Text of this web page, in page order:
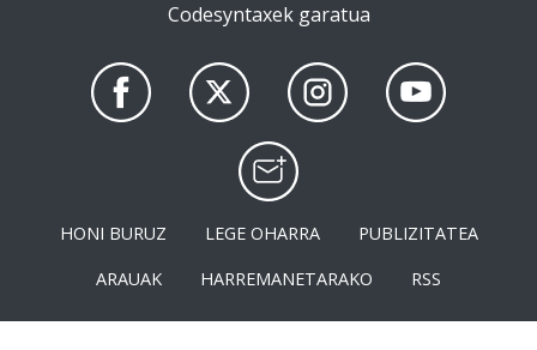
Codesyntaxek garatua
HONI BURUZ LEGE OHARRA
PUBLIZITATEA
ARAUAK
HARREMANETARAKO RSS